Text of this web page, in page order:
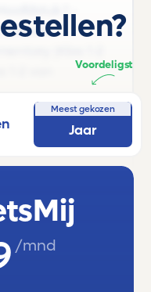
1 -
o.m. de
simple tense,
Meest gekozen
Jaar
Voordeligst
/mnd